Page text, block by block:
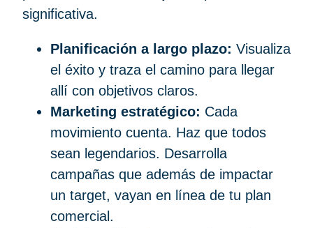
significativa.
Planificación a largo plazo: Visualiza
el éxito y traza el camino para llegar
allí con objetivos claros.
Marketing estratégico: Cada
movimiento cuenta. Haz que todos
sean legendarios. Desarrolla
campañas que además de impactar
un target, vayan en línea de tu plan
comercial.